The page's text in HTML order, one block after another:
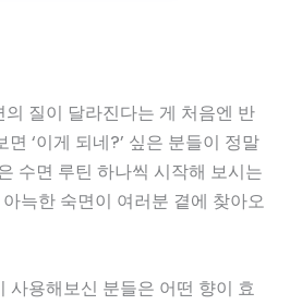
질이 달라진다는 게 처음엔 반
‘이게 되네?’ 싶은 분들이 정말
수면 루틴 하나씩 시작해 보시는
늑한 숙면이 여러분 곁에 찾아오
사용해보신 분들은 어떤 향이 효